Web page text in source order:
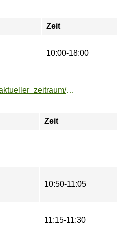
Zeit
10:00-18:00
https://buchung.hochschulsport-potsdam.de/angebote/aktueller_zeitraum/_Pausenexpress.html
Zeit
10:50-11:05
11:15-11:30